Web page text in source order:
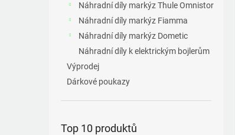
Náhradní díly markýz Thule Omnistor
Náhradní díly markýz Fiamma
Náhradní díly markýz Dometic
Náhradní díly k elektrickým bojlerům
Výprodej
Dárkové poukazy
Top 10 produktů